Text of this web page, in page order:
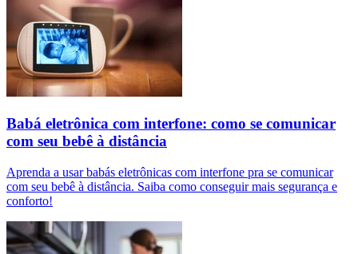
Babá eletrônica com interfone: como se comunicar
com seu bebê à distância
Aprenda a usar babás eletrônicas com interfone pra se comunicar
com seu bebê à distância. Saiba como conseguir mais segurança e
conforto!